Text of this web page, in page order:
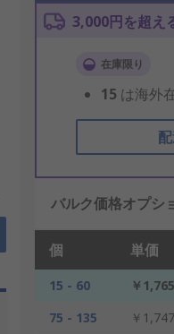
3,000円を超え
在庫限り
15 は海外
バルク価格オプシ
個 単価
15 - 60 ￥
75 - 135
￥